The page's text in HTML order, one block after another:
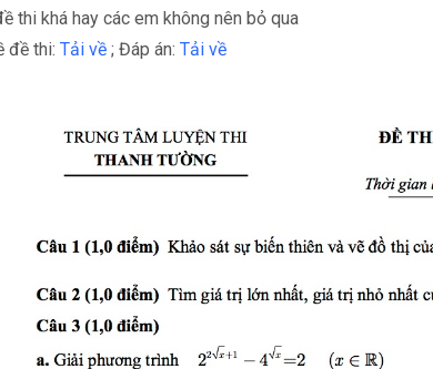
thi khá hay các em không nên bỏ qua
đề thi: Tải về; Đáp án: Tải về